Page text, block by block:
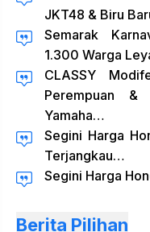
JKT48 & Biru
Semarak
1.300 Warga
CLASSY
Perempuan &
Yamaha…
Segini Harga
Terjangkau…
Segini Harga
Berita Pilihan